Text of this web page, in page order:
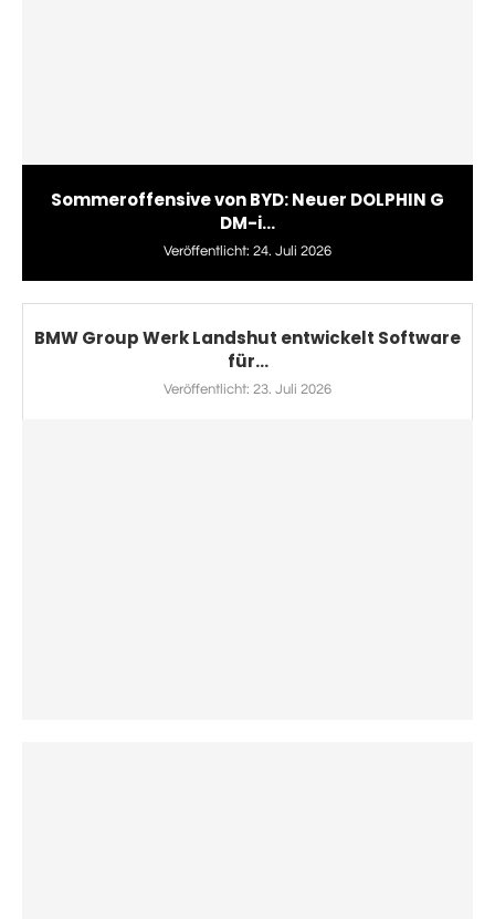
Sommeroffensive von BYD: Neuer DOLPHIN G
DM-i...
Veröffentlicht: 24. Juli 2026
BMW Group Werk Landshut entwickelt Software
für...
Veröffentlicht: 23. Juli 2026